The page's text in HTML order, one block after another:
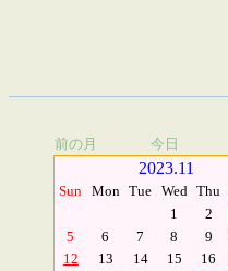
前の月 今日
2023.11
Sun Mon Tue Wed Thu
1
2
5
6 7 8 9
12
13 14 15 16